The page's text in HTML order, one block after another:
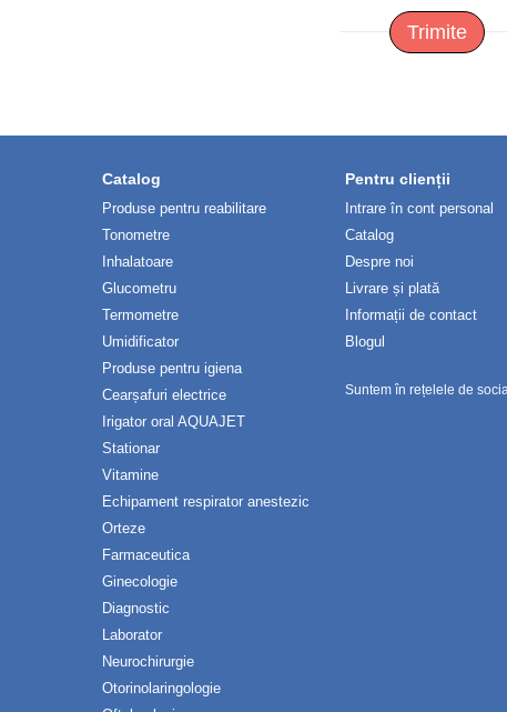
Trimite
Catalog
Produse pentru reabilitare
Tonometre
Inhalatoare
Glucometru
Termometre
Umidificator
Produse pentru igiena
Cearșafuri electrice
Irigator oral AQUAJET
Stationar
Vitamine
Echipament respirator anestezic
Orteze
Farmaceutica
Ginecologie
Diagnostic
Laborator
Neurochirurgie
Otorinolaringologie
Pentru clienții
Intrare în cont personal
Catalog
Despre noi
Livrare și plată
Informații de contact
Blogul
Suntem în rețelele de